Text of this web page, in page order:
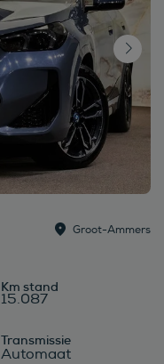
Groot-Ammers
15.087
Transmissie
Automaat